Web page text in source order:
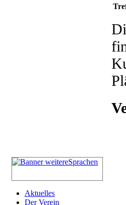
Aktuelles
Der Verein